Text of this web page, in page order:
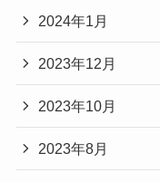
2024年1月
2023年12月
2023年10月
2023年8月